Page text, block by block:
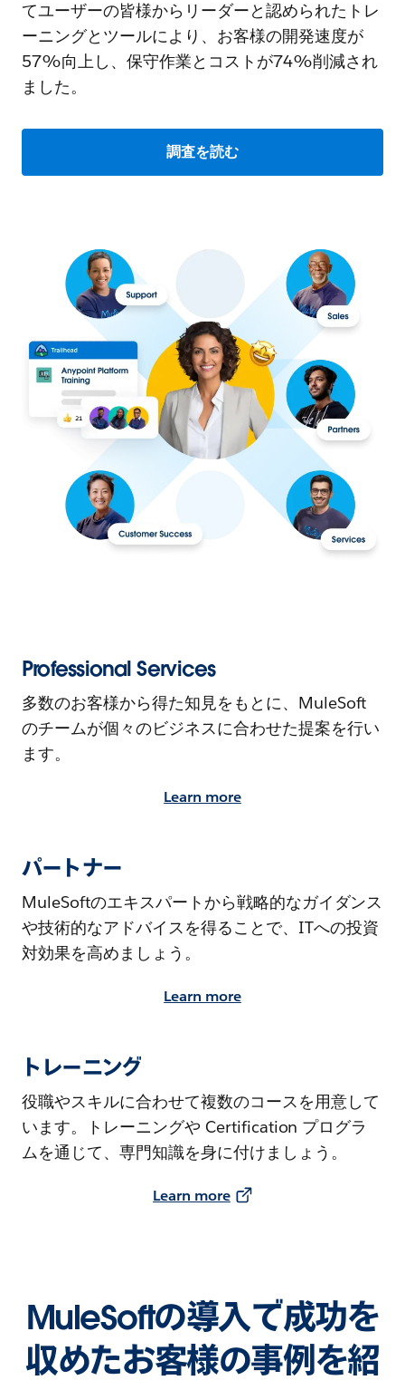
てユーザーの皆様からリーダーと認められたトレ
ーニングとツールにより、お客様の開発速度が
57%向上し、保守作業とコストが74%削減され
ました。
調査を読む
Professional Services
多数のお客様から得た知見をもとに、MuleSoft
のチームが個々のビジネスに合わせた提案を行い
ます。
Learn more
パートナー
MuleSoftのエキスパートから戦略的なガイダンス
や技術的なアドバイスを得ることで、ITへの投資
対効果を高めましょう。
Learn more
トレーニング
役職やスキルに合わせて複数のコースを用意して
います。トレーニングや Certification プログラ
ムを通じて、専門知識を身に付けましょう。
Learn more
MuleSoftの導入で成功を
収めたお客様の事例を紹